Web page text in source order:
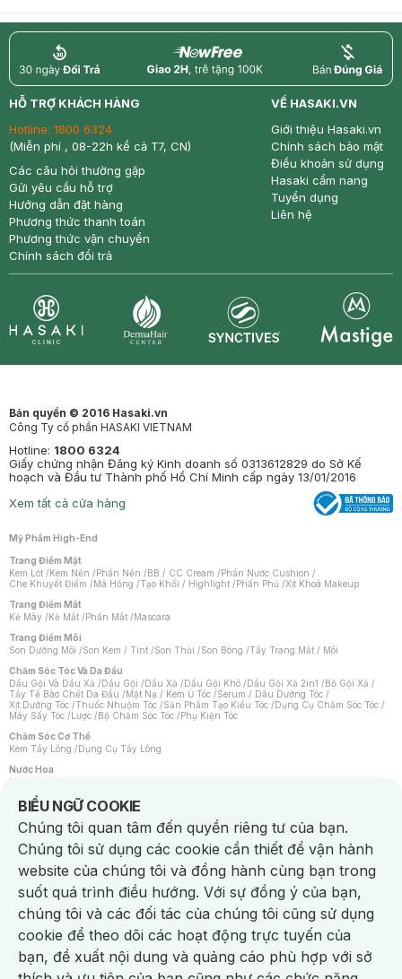
return nowfree price
HỖ TRỢ KHÁCH HÀNG
Hotline: 1800 6324
(Miễn phí , 08-22h kể cả T7, CN)
Các câu hỏi thường gặp
Gửi yêu cầu hỗ trợ
Hướng dẫn đặt hàng
Phương thức thanh toán
Phương thức vận chuyển
Chính sách đổi trả
VỀ HASAKI.VN
Giới thiệu Hasaki.vn
Chính sách bảo mật
Điều khoản sử dụng
Hasaki cẩm nang
Tuyển dụng
Liên hệ
Bản quyền © 2016 Hasaki.vn
Công Ty cổ phần HASAKI VIETNAM
Hotline: 1800 6324
Giấy chứng nhận Đăng ký Kinh doanh số 0313612829 do Sở Kế
hoạch và Đầu tư Thành phố Hồ Chí Minh cấp ngày 13/01/2016
Xem tất cả cửa hàng
Mỹ Phẩm High-End
Trang Điểm Mặt
Kem Lót /Kem Nền /Phấn Nền /BB / CC Cream /Phấn Nước Cushion /
Che Khuyết Điểm /Má Hồng /Tạo Khối / Highlight /Phấn Phủ /Xịt Khoá Makeup
Trang Điểm Mắt
Kẻ Mày /Kẻ Mắt /Phấn Mắt /Mascara
Trang Điểm Môi
Son Dưỡng Môi /Son Kem / Tint /Son Thỏi /Son Bóng /Tẩy Trang Mắt / Môi
Chăm Sóc Tóc Và Da Đầu
Dầu Gội Và Dầu Xả /Dầu Gội /Dầu Xả /Dầu Gội Khô /Dầu Gội Xả 2in1 /Bộ Gội Xả /
Tẩy Tế Bào Chết Da Đầu /Mặt Nạ / Kem Ủ Tóc /Serum / Dầu Dưỡng Tóc /
Xịt Dưỡng Tóc /Thuốc Nhuộm Tóc /Sản Phẩm Tạo Kiểu Tóc /Dụng Cụ Chăm Sóc Tóc /
Máy Sấy Tóc /Lược /Bộ Chăm Sóc Tóc /Phụ Kiện Tóc
Chăm Sóc Cơ Thể
Kem Tẩy Lông /Dụng Cụ Tẩy Lông
Nước Hoa
Nước Hoa Nữ
Chăm Sóc Cá Nhân
Chống Muỗi /Khẩu Trang /Máy Massage/Mặt Nạ Xông Hơi /Nước Rửa Tay/
Sản Phẩm Chăm Sóc Khác /Bàn Chải Đánh Răng /Bàn Chải Điện/
Hỗ Trợ Trắng Răng/Kem Đánh Răng /Máy Tăm Nước/ Nước Súc Miệng/
Tăm / Chỉ Nha Khoa/ Xịt Thơm Miệng / Dung Dịch Vệ Sinh/Dưỡng Vùng Kín/
Khăn Ướt Vệ Sinh Vùng Kín/Băng Vệ Sinh/Tampon/Bọt Cạo Râu /Dao Cạo Râu/
Máy Cạo Râu
Vấn Đề Về Da
Da Dầu / Lỗ Chân Lông To/ Da Khô / Mất Nước/ Da Lão Hóa/ Da Mụn/
Da Nhạy Cảm / Kích Ứng
Da Xỉn Màu Thâm / Nám / Tàn Nhang
Quầng Thâm & Bọng Mắt /Sẹo /Viêm Da Cơ Địa
Dụng Cụ / Phụ Kiện Chăm Sóc Da
Bông Tẩy Trang
Khăn Lau Mặt Khô Dụng Cụ / Máy Rửa Mặt Máy Chăm Sóc Da
BIỂU NGỮ COOKIE
Notice about cookies usage
Chúng tôi quan tâm đến quyền riêng tư của bạn.
Chúng tôi sử dụng các cookie cần thiết để vận hành
website của chúng tôi và đồng hành cùng bạn trong
suốt quá trình điều hướng. Với sự đồng ý của bạn,
chúng tôi và các đối tác của chúng tôi cũng sử dụng
cookie để theo dõi các hoạt động trực tuyến của
bạn, đề xuất nội dung và quảng cáo phù hợp với sở